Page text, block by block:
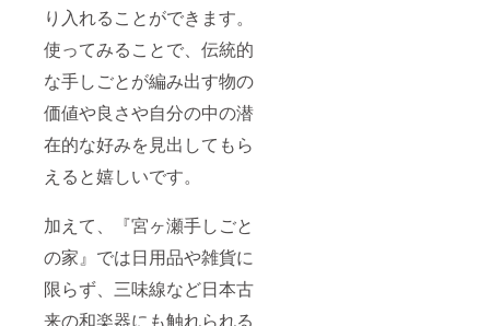
り入れることができます。
使ってみることで、伝統的
な手しごとが編み出す物の
価値や良さや自分の中の潜
在的な好みを見出してもら
えると嬉しいです。
加えて、『宮ヶ瀬手しごと
の家』では日用品や雑貨に
限らず、三味線など日本古
来の和楽器にも触れられる